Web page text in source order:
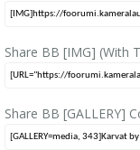
Share BB [IMG] (With
Share BB [GALLERY]